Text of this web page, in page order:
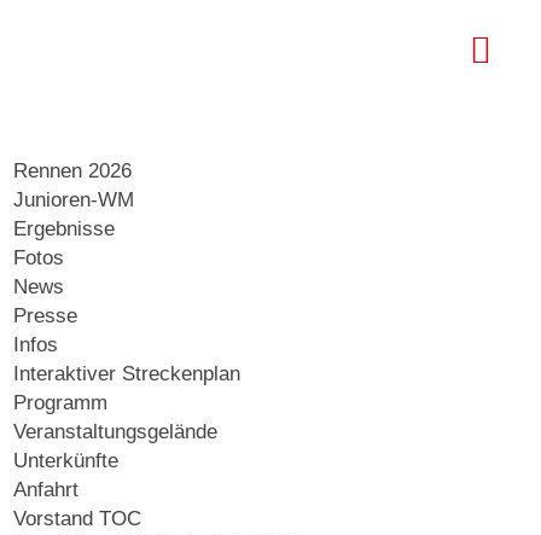
Rennen 2026
Junioren-WM
Ergebnisse
Fotos
News
Presse
Infos
Interaktiver Streckenplan
Programm
Veranstaltungsgelände
Unterkünfte
Anfahrt
Vorstand TOC